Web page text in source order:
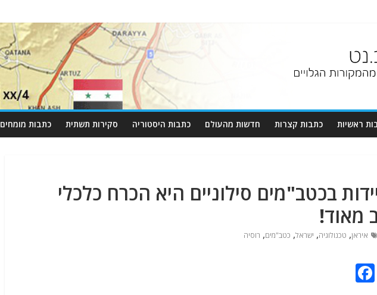
ראשיות כתבות קצרות חדשות מהעולם כתבות היסטוריה סקירות תשתית כתבות מומחים
בכטב"מים סילוניים היא הכרח כלכלי
מאוד!
איראן, טכנולוגיה, ישראל, כטב"מים, רוסיה
T